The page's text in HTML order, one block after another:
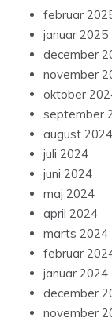
februar
januar 2025
december
november
oktober
september
august 2024
juli 2024
juni 2024
maj 2024
april 2024
marts 2024
februar
januar 2024
december
november